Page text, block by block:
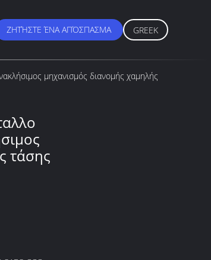
ΖΗΤΉΣΤΕ ΈΝΑ ΑΠΌΣΠΑΣΜΑ GREEK
μηχανισμός διανομής χαμηλής
τάσης